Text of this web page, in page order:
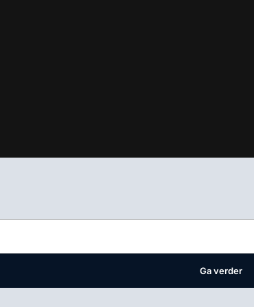
inons manifestwaar VMN media voor staat. Op
Ga verder